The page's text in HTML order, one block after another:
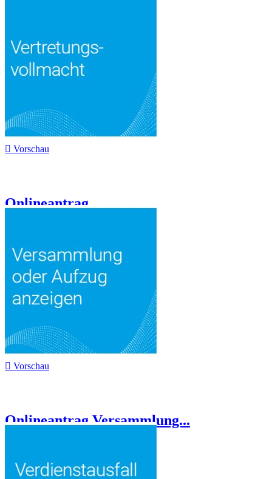
 Vorschau
Onlineantrag...
 Vorschau
Onlineantrag Versammlung...